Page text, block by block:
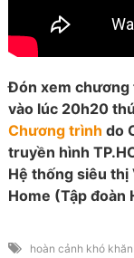
Đón xem chương
vào lúc 20h20
Chương trình do
truyền hình
Hệ thống siêu thị
Home (Tập đoàn
hoàn cảnh khó khăn